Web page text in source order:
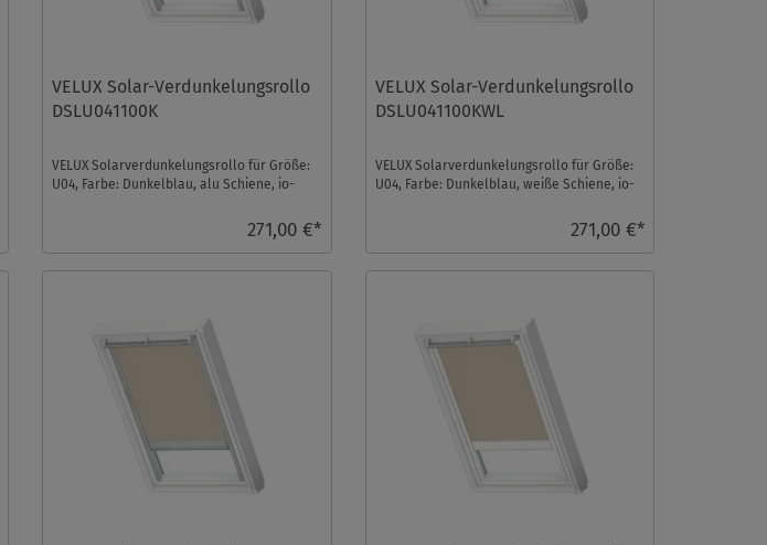
VELUX Solar-Verdunkelungsrollo
DSLU041100K
VELUX Solarverdunkelungsrollo für Größe:
U04, Farbe: Dunkelblau, alu Schiene, io-
271,00 €*
VELUX Solar-Verdunkelungsrollo
DSLU041100KWL
VELUX Solarverdunkelungsrollo für Größe:
U04, Farbe: Dunkelblau, weiße Schiene, io-
271,00 €*